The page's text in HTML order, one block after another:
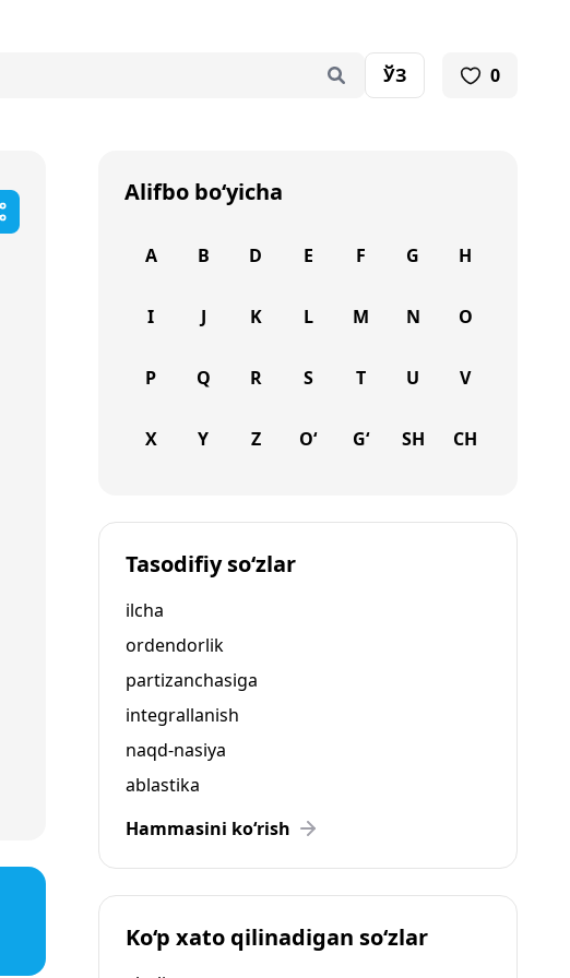
ЎЗ 0
Alifbo bo‘yicha
A B D E F G H
I J K L M N O
P Q R S T U V
X Y Z O‘ G‘ SH CH
Tasodifiy so‘zlar
ilcha
ordendorlik
partizanchasiga
integrallanish
naqd-nasiya
ablastika
Hammasini ko‘rish
Ko‘p xato qilinadigan so‘zlar